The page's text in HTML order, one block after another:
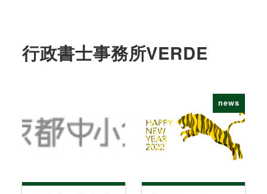
行政書士事務所VERDE
news